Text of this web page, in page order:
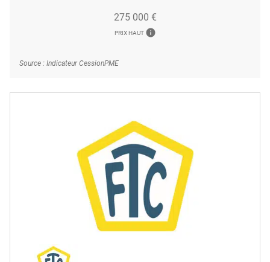
275 000 €
PRIX HAUT info
Source : Indicateur CessionPME